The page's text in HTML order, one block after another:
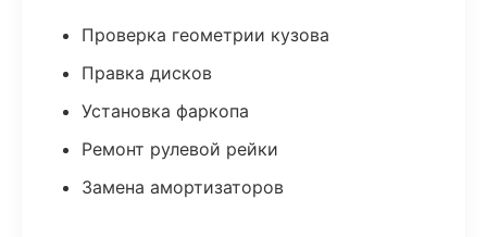
Проверка геометрии кузова
Правка дисков
Установка фаркопа
Ремонт рулевой рейки
Замена амортизаторов